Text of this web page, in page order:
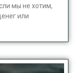
мы не хотим,
или